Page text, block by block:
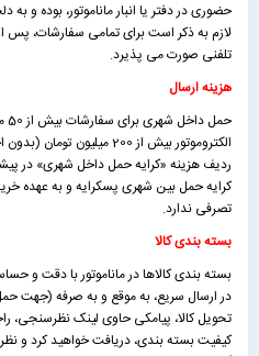
حضوری در دفتر یا انبار ماناموتور، بوده و
لازم به ذکر است برای تمامی سفارشات، پس
تلفنی صورت می پذیرد.
هزینه ارسال
الکتروموتور بیش از 200
ردیف هزینه «كرايه حمل داخل شهری» در
کرایه حمل بین شهری پسکرایه و به عهده
تصرفی ندارد.
بسته بندی کالا
بسته بندی کالاها در ماناموتور با دقت و
در ارسال سریع، به موقع و به صرفه (جهت
تحویل کالا، پیامکی حاوی لینک نظرسنجی،
کیفیت بسته بندی، دریافت خواهید کرد و